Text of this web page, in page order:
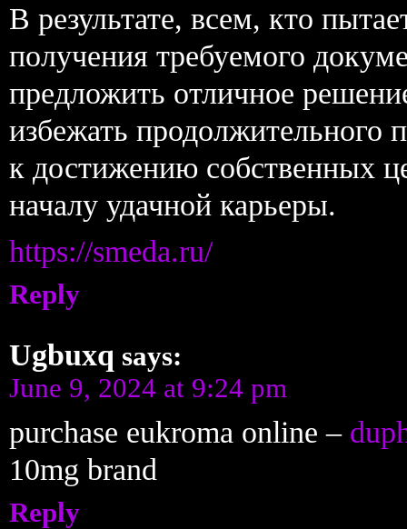
В результате, всем, кто
получения требуемого
предложить отличное
избежать продолжительного
к достижению собственных
началу удачной карьеры.
https://smeda.ru/
Reply
Ugbuxq says:
June 9, 2024 at 9:24 pm
purchase eukroma online –
10mg brand
Reply